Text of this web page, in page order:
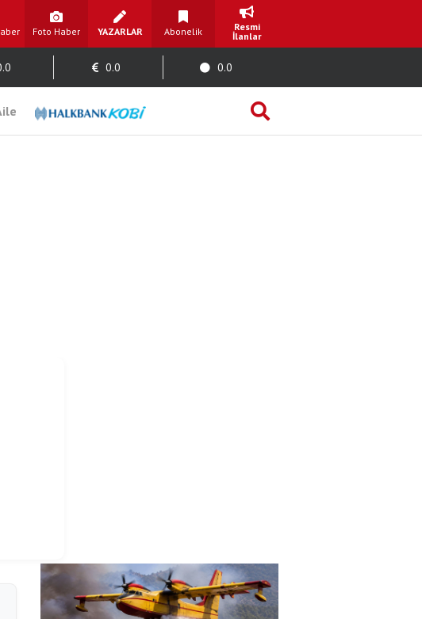
Foto Haber YAZARLAR Abonelik
Resmi
İlanlar
0.0 0.0